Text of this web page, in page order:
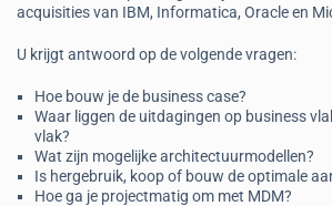
acquisities van IBM, Informatica, Oracle en
U krijgt antwoord op de volgende vragen:
Hoe bouw je de business case?
Waar liggen de uitdagingen op business
vlak?
Wat zijn mogelijke architectuurmodellen?
Is hergebruik, koop of bouw de optimale
Hoe ga je projectmatig om met MDM?